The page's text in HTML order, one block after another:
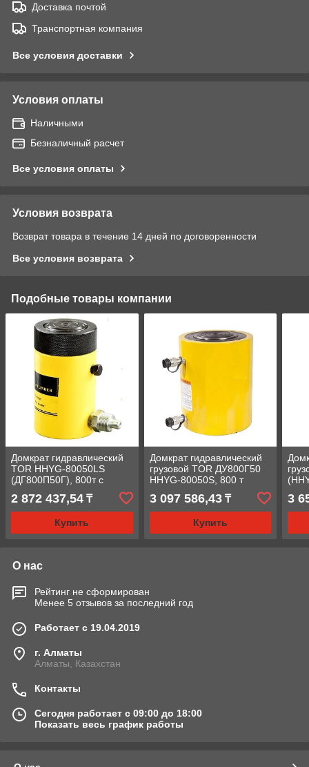
Доставка почтой
Транспортная компания
Все условия доставки
Условия оплаты
Наличными
Безналичный расчет
Все условия оплаты
Условия возврата
Возврат товара в течение 14 дней по договоренности
Все условия возврата
Подобные товары компании
Домкрат гидравлический
TOR HHYG-80050LS
(ДГ800П50Г), 800т с
фиксирующей гайкой
2 872 437,54 ₸
Купить
Домкрат гидравлический
грузовой TOR ДУ800Г50
HHYG-80050S, 800 т
3 097 586,43₸
Купить
3
О нас
Рейтинг не сформирован
Менее 5 отзывов за последний год
Работает с 19.04.2019
г. Алматы
Алматы, Казахстан
Контакты
Сегодня работает с 09:00 до 18:00
Показать весь график работы